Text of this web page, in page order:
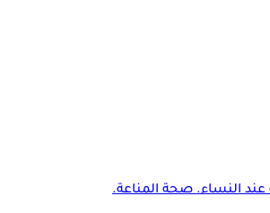
عند النساء. صحة المناعة.